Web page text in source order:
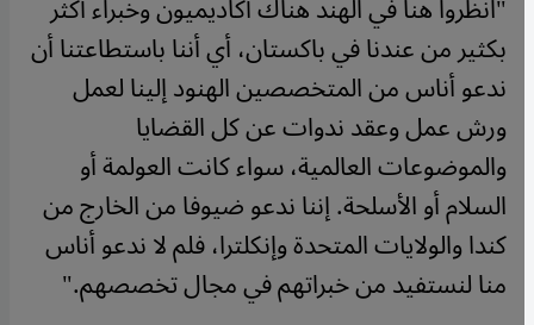
بكثير من عندنا في باكستان، أي أننا باستطاعتنا أن
ندعو أناس من المتخصصين الهنود إلينا لعمل
ورش عمل وعقد ندوات عن كل القضايا
والموضوعات العالمية، سواء كانت العولمة أو
السلام أو الأسلحة. إننا ندعو ضيوفا من الخارج من
كندا والولايات المتحدة وإنكلترا، فلم لا ندعو أناس
منا لنستفيد من خبراتهم في مجال تخصصهم."